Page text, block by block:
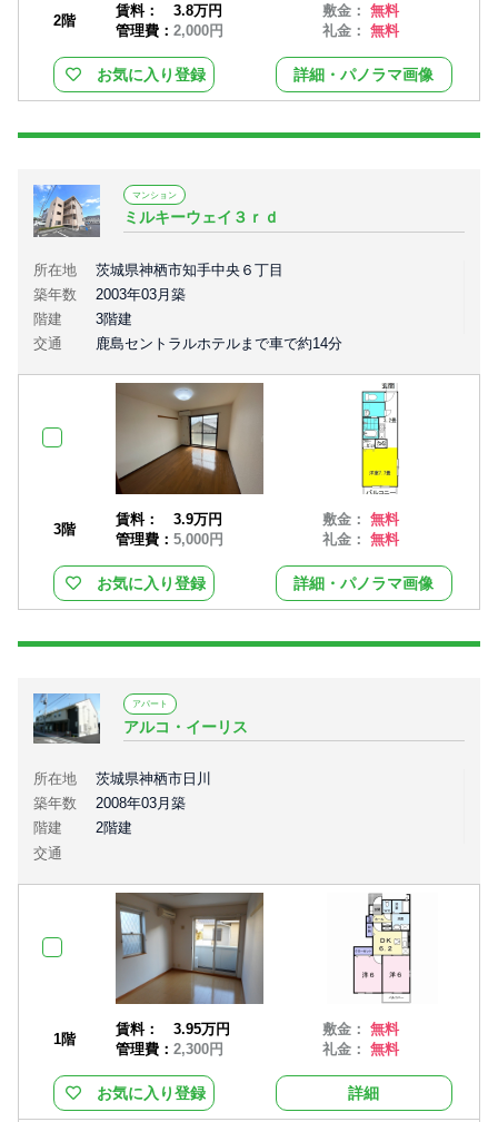
2階
賃料：
3.8万円
管理費： 2,000円
敷金：無料
礼金：無料
お気に入り登録 詳細・パノラマ画像
マンション
ミルキーウェイ３ｒｄ
所在地
茨城県神栖市知手中央６丁目
築年数
2003年03月築
階建
3階建
交通
鹿島セントラルホテルまで車で約14分
3階
賃料：
3.9万円
管理費： 5,000円
敷金：無料
礼金：無料
お気に入り登録 詳細・パノラマ画像
アパート
アルコ・イーリス
所在地
茨城県神栖市日川
築年数
2008年03月築
階建
2階建
交通
1階
賃料：
3.95万円
管理費： 2,300円
敷金：無料
礼金：無料
お気に入り登録 詳細